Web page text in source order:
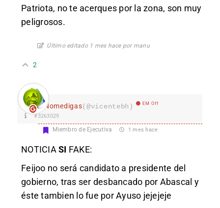
Patriota, no te acerques por la zona, son muy
peligrosos.
Último editado 1 mes hace por manu
2
Nomedigas(@vicentebh) EM Off
#3263029
Miembro de Ejecutiva 1 mes hace
NOTICIA SI FAKE:
Feijoo no será candidato a presidente del
gobierno, tras ser desbancado por Abascal y
éste tambien lo fue por Ayuso jejejeje